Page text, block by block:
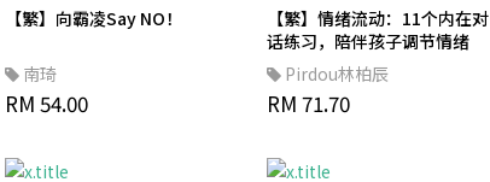
【繁】向霸凌Say NO！
南琦
RM 54.00
【繁】情绪流动：11个内在对
话练习，陪伴孩子调节情绪
Pirdou林柏辰
RM 71.70